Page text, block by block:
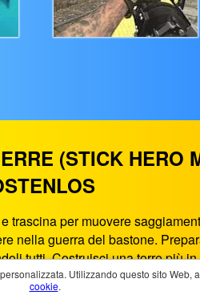
(STICK HERO
per muovere
nella guerra del bastone.
tutti. Costruisci una torre più
sali di livello per sbloccare
Eroe Potente Torre
Utilizzando questo sito Web,
cookie.